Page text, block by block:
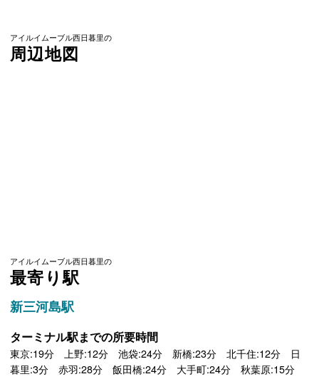
アイルイムーブル西日暮里の
周辺地図
アイルイムーブル西日暮里の
最寄り駅
新三河島駅
ターミナル駅までの所要時間
東京:19分 上野:12分 池袋:24分 新橋:23分 北千住:12分 日
暮里:3分 赤羽:28分 飯田橋:24分 大手町:24分 秋葉原:15分